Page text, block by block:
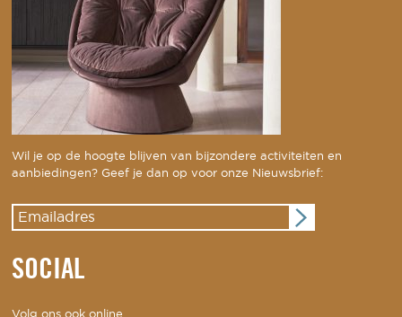
Wil je op de hoogte blijven van bijzondere activiteiten en
aanbiedingen? Geef je dan op voor onze Nieuwsbrief:
SOCIAL
Volg ons ook online